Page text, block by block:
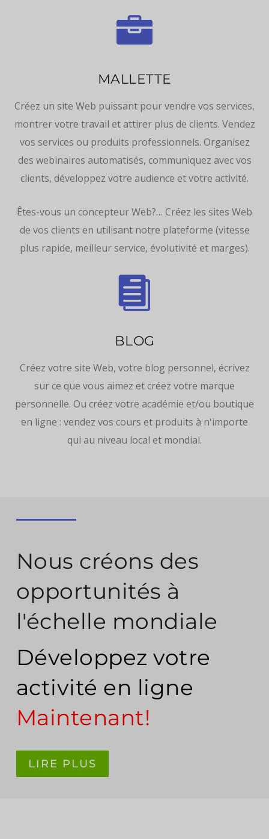

MALLETTE
Créez un site Web puissant pour vendre vos services,
montrer votre travail et attirer plus de clients. Vendez
vos services ou produits professionnels. Organisez
des webinaires automatisés, communiquez avec vos
clients, développez votre audience et votre activité.
Êtes-vous un concepteur Web?… Créez les sites Web
de vos clients en utilisant notre plateforme (vitesse
plus rapide, meilleur service, évolutivité et marges).

BLOG
Créez votre site Web, votre blog personnel, écrivez
sur ce que vous aimez et créez votre marque
personnelle. Ou créez votre académie et/ou boutique
en ligne : vendez vos cours et produits à n'importe
qui au niveau local et mondial.
Nous créons des
opportunités à
l'échelle mondiale
Développez votre
activité en ligne
Maintenant!
LIRE PLUS